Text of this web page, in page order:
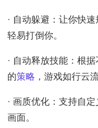
· 自动躲避：让你快
轻易打倒你。
· 自动释放技能：根
的策略 ，游戏如行云流
· 画质优化：支持自
画面。